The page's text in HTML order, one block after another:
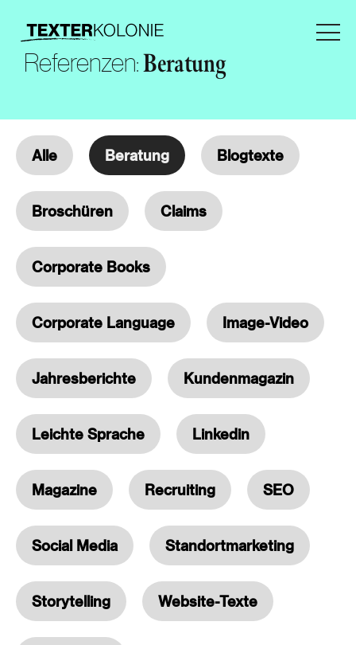
Referenzen:Beratung
Alle Beratung Blogtexte
Broschüren Claims
Corporate Books
Corporate Language Image-Video
Jahresberichte Kundenmagazin
Leichte Sprache Linkedin
Magazine Recruiting SEO
Social Media Standortmarketing
Storytelling Website-Texte